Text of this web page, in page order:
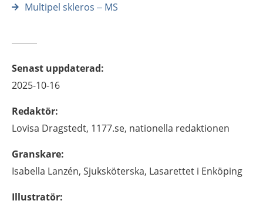
Multipel skleros – MS
Senast uppdaterad:
2025-10-16
Redaktör:
Lovisa Dragstedt, 1177.se, nationella redaktionen
Granskare:
Isabella Lanzén, Sjuksköterska, Lasarettet i Enköping
Illustratör: